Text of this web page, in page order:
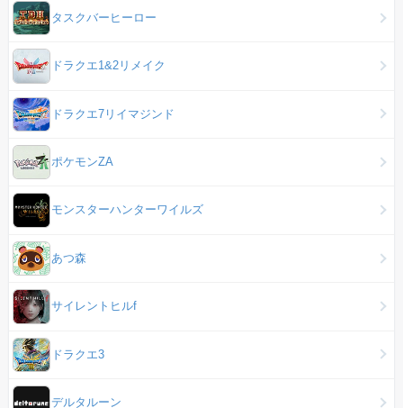
タスクバーヒーロー
ドラクエ1&2リメイク
ドラクエ7リイマジンド
ポケモンZA
モンスターハンターワイルズ
あつ森
サイレントヒルf
ドラクエ3
デルタルーン